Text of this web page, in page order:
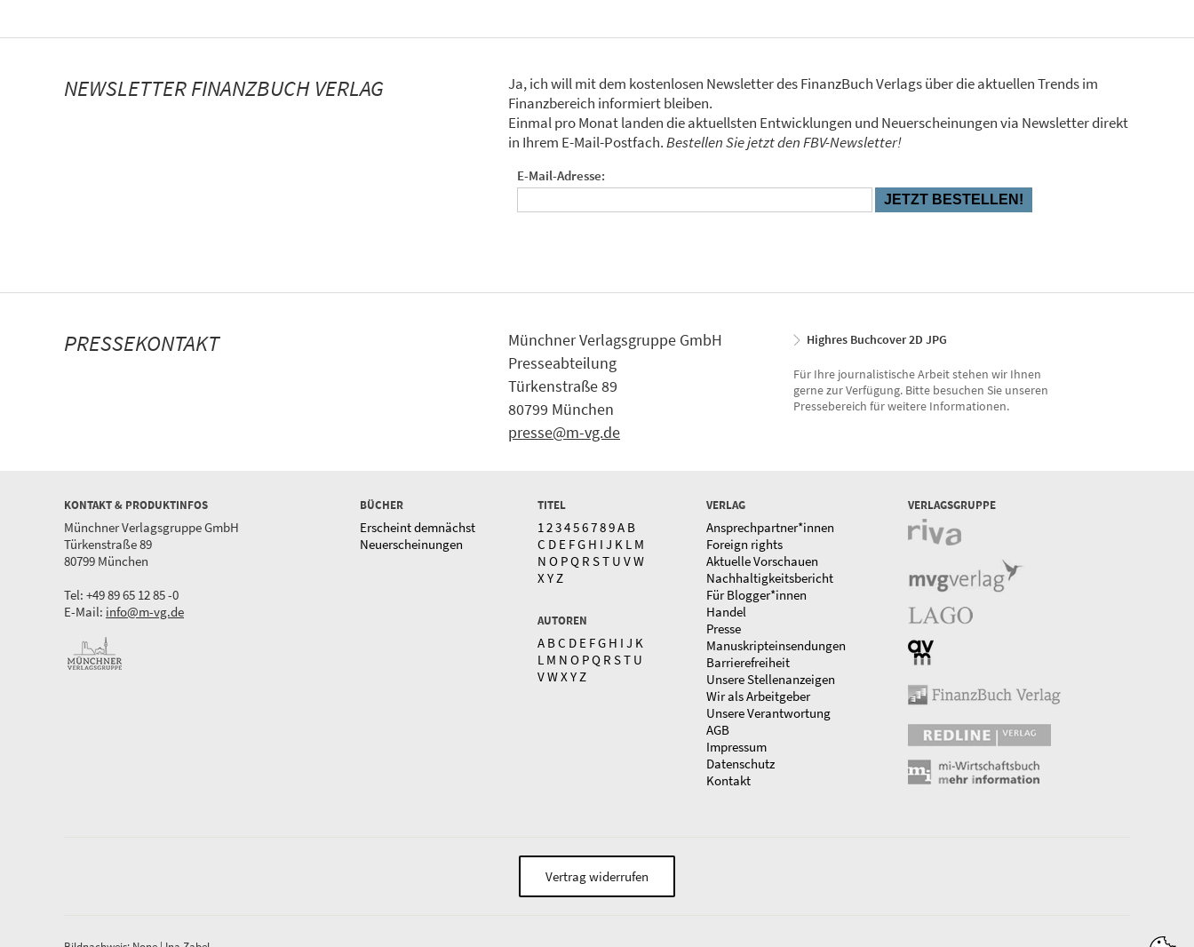
NEWSLETTER FINANZBUCH VERLAG
Ja, ich will mit dem kostenlosen Newsletter des FinanzBuch Verlags über die aktuellen Trends im
Finanzbereich informiert bleiben.
Einmal pro Monat landen die aktuellsten Entwicklungen und Neuerscheinungen via Newsletter direkt
in Ihrem E-Mail-Postfach.Bestellen Sie jetzt den FBV-Newsletter!
E-Mail-Adresse:
PRESSEKONTAKT
Münchner Verlagsgruppe GmbH
Presseabteilung
Türkenstraße 89
80799 München
presse@m-vg.de
Highres Buchcover 2D JPG
Für Ihre journalistische Arbeit stehen wir Ihnen
gerne zur Verfügung. Bitte besuchen Sie unseren
Pressebereich für weitere Informationen.
KONTAKT & PRODUKTINFOS
Münchner Verlagsgruppe GmbH
Türkenstraße 89
80799 München
Tel: +49 89 65 12 85 -0
E-Mail: info@m-vg.de
BÜCHER
Erscheint demnächst
Neuerscheinungen
TITEL
1 23456789A B
C D E FG H I J K L M
N O PQ R ST U VW
X Y Z
AUTOREN
A BC D E FG H I J K
L M N O PQ R ST U
VWX Y Z
VERLAG
Ansprechpartner*innen
Foreign rights
Aktuelle Vorschauen
Nachhaltigkeitsbericht
Für Blogger*innen
Handel
Presse
Manuskripteinsendungen
Barrierefreiheit
Unsere Stellenanzeigen
Wir als Arbeitgeber
Unsere Verantwortung
AGB
Impressum
Datenschutz
Kontakt
VERLAGSGRUPPE
Vertrag widerrufen